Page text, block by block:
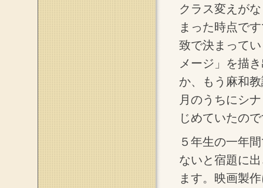
クラス変えが
まった時点で
致で決まって
メージ」を描
か、もう麻和
月のうちにシ
じめていたの
５年生の一年
ないと宿題に
ます。映画製